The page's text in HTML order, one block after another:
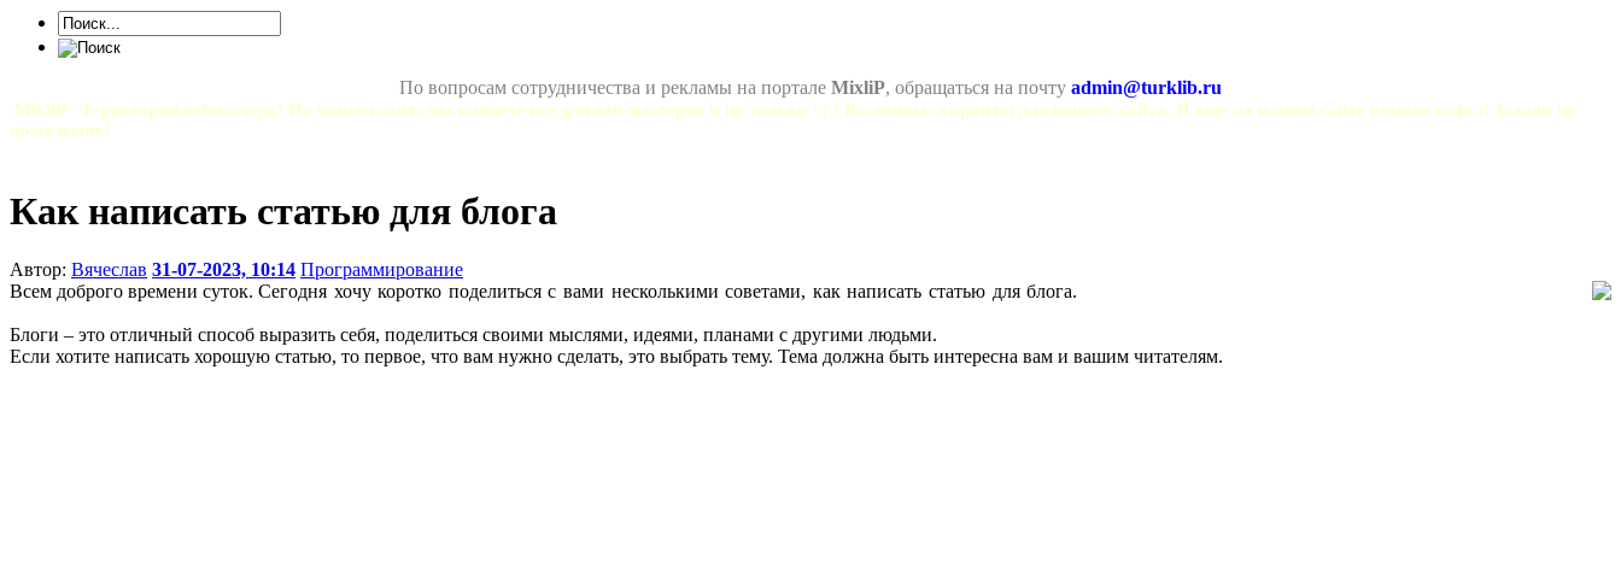
По вопросам сотрудничества и рекламы на портале MixliP, обращаться на почту admin@turklib.ru
MixliP - Территория вебмастера! На нашем сайте вы найдете все для веб-мастеров и не только =) ! Различные скрипты для вашего сайта. И еще на нашем сайте немало софта! Заходи не
пожалеешь!
Как написать статью для блога
Автор: Вячеслав 31-07-2023, 10:14 Программирование
Всем доброго времени суток. Сегодня хочу коротко поделиться с вами несколькими советами, как написать статью для блога.
Блоги – это отличный способ выразить себя, поделиться своими мыслями, идеями, планами с другими людьми.
Если хотите написать хорошую статью, то первое, что вам нужно сделать, это выбрать тему. Тема должна быть интересна вам и вашим читателям.